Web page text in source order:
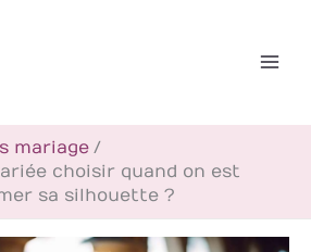
mariage
choisir quand on est
sa silhouette ?